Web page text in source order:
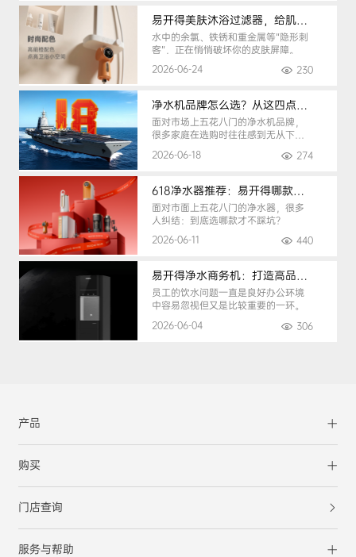
易开得美肤沐浴过滤器，给肌肤纯净呵护
水中的余氯、铁锈和重金属等“隐形刺
客”，正在悄悄破坏你的皮肤屏障。
2026-06-24
230
净水机品牌怎么选？从这四点入手，避开90%的选购陷阱
面对市场上五花八门的净水机品牌，
很多家庭在选购时往往感到无从下
2026-06-18 274
618净水器推荐：易开得哪款最适合你？
面对市面上五花八门的净水器，很多
人纠结：到底选哪款才不踩坑？
2026-06-11
440
易开得净水商务机：打造高品质办公健康饮水环境
员工的饮水问题一直是良好办公环境
中容易忽视但又是比较重要的一环。
2026-06-04
306
产品
购买
门店查询
服务与帮助